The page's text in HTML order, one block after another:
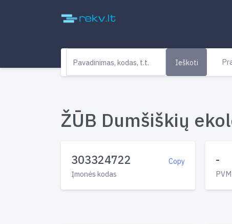
Ieškoti
ŽŪB Dumšiškių
Copy
303324722
Įmonės kodas
-